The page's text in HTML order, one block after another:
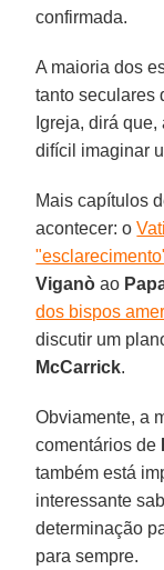
confirmada.
A maioria dos
tanto seculares
Igreja, dirá
difícil imaginar
Mais capítulos
acontecer: o
Viganò ao
dos bispos
discutir um
McCarrick.
Obviamente, a
comentários de
também está
interessante
determinação
para sempre.